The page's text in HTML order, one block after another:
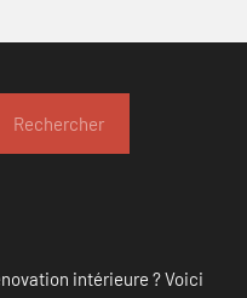
Rechercher
intérieure ? Voici